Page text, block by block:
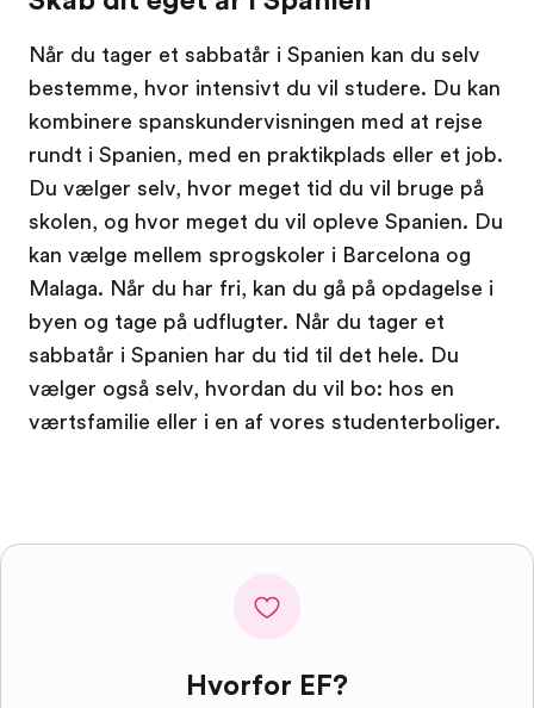
Når du tager et sabbatår i Spanien kan du selv
bestemme, hvor intensivt du vil studere. Du kan
kombinere spanskundervisningen med at rejse
rundt i Spanien, med en praktikplads eller et job.
Du vælger selv, hvor meget tid du vil bruge på
skolen, og hvor meget du vil opleve Spanien. Du
kan vælge mellem sprogskoler i Barcelona og
Malaga. Når du har fri, kan du gå på opdagelse i
byen og tage på udflugter. Når du tager et
sabbatår i Spanien har du tid til det hele. Du
vælger også selv, hvordan du vil bo: hos en
værtsfamilie eller i en af vores studenterboliger.
Hvorfor EF?